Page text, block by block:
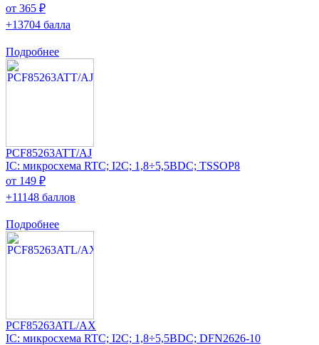
от 365 ₽
+13704 балла
Подробнее
PCF85263ATT/AJ
IC: микросхема RTC; I2C; 1,8÷5,5ВDC; TSSOP8
от 149 ₽
+11148 баллов
Подробнее
PCF85263ATL/AX
IC: микросхема RTC; I2C; 1,8÷5,5ВDC; DFN2626-10